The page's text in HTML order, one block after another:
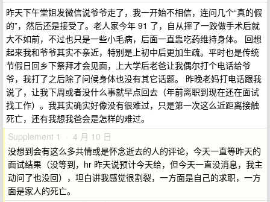
昨天下午堂姐发微信说爷爷走了，我一开始不相信，连问几个“真的假
的”，然后还是接受了。老人家今年 91 了，自从摔了一跤做手术后就
大不如前，不过也只是一些小毛病，后面一直靠吃药维持身体。 回想
起来我和爷爷其实不亲近，特别是上初中后更加生疏。平时也是传统
节假日回乡下祭拜才会见面，上大学后老爸让我偶尔打个电话给爷
爷，我打了之后除了问候身体也没有其它话题。 昨晚老妈打电话跟我
说了，让我下周或者没什么事就早点回去（年前离职到现在还在面试
找工作）。我其实确实好像没有很难过，只是第一次这么近距离接触
死亡，还有我想我爸会是怎样的难过。
Supplement 1 · 4 月 10 日
没想到会有这么多共情或是怀念逝去的人的评论，今天一直等昨天的
面试结果（没等到，hr 昨天说预计今天给，但今天一直没消息，我主
动问了也没回），坦白讲我感觉很割裂，一方面是自己的求职，一方
面是家人的死亡。